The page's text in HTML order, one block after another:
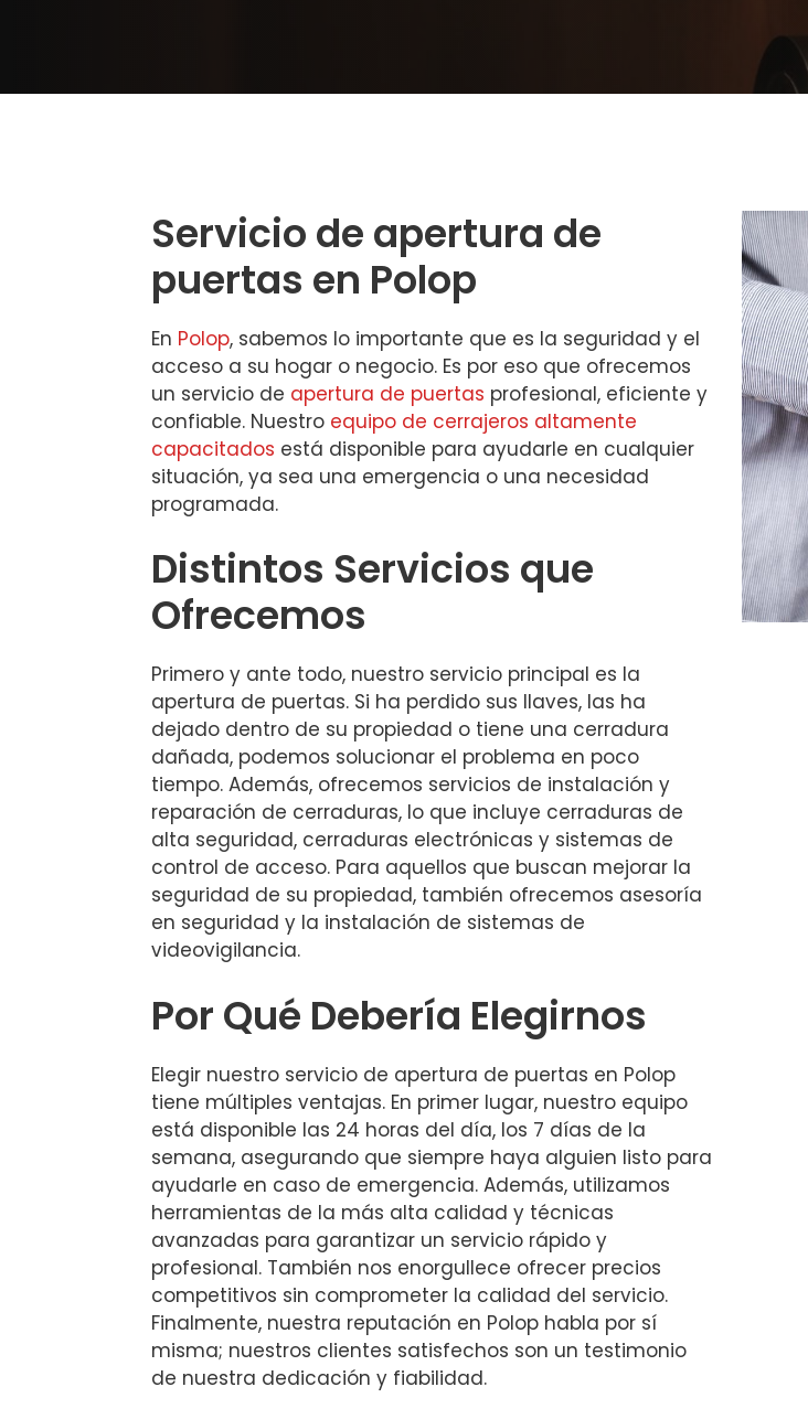
Servicio de apertura de
puertas en Polop
En Polop, sabemos lo importante que es la seguridad y el
acceso a su hogar o negocio. Es por eso que ofrecemos
un servicio de apertura de puertas profesional, eficiente y
confiable. Nuestro equipo de cerrajeros altamente
capacitados está disponible para ayudarle en cualquier
situación, ya sea una emergencia o una necesidad
programada.
Distintos Servicios que
Ofrecemos
Primero y ante todo, nuestro servicio principal es la
apertura de puertas. Si ha perdido sus llaves, las ha
dejado dentro de su propiedad o tiene una cerradura
dañada, podemos solucionar el problema en poco
tiempo. Además, ofrecemos servicios de instalación y
reparación de cerraduras, lo que incluye cerraduras de
alta seguridad, cerraduras electrónicas y sistemas de
control de acceso. Para aquellos que buscan mejorar la
seguridad de su propiedad, también ofrecemos asesoría
en seguridad y la instalación de sistemas de
videovigilancia.
Por Qué Debería Elegirnos
Elegir nuestro servicio de apertura de puertas en Polop
tiene múltiples ventajas. En primer lugar, nuestro equipo
está disponible las 24 horas del día, los 7 días de la
semana, asegurando que siempre haya alguien listo para
ayudarle en caso de emergencia. Además, utilizamos
herramientas de la más alta calidad y técnicas
avanzadas para garantizar un servicio rápido y
profesional. También nos enorgullece ofrecer precios
competitivos sin comprometer la calidad del servicio.
Finalmente, nuestra reputación en Polop habla por sí
misma; nuestros clientes satisfechos son un testimonio
de nuestra dedicación y fiabilidad.